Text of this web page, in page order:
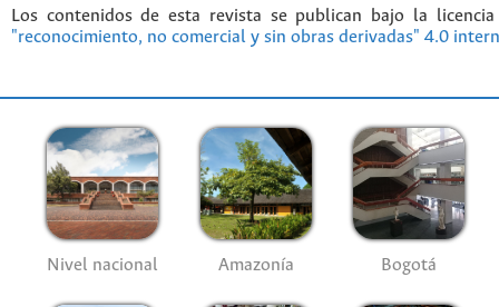
Los contenidos de esta revista se publican bajo la
"reconocimiento, no comercial y sin obras derivadas" 4.0
Nivel nacional Amazonía Bogotá